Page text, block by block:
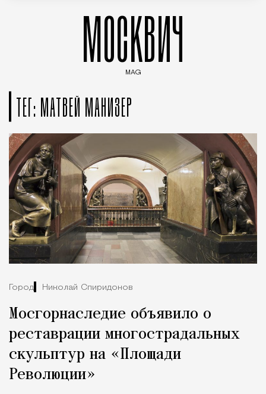
МОСКВИЧ
MAG
ТЕГ: МАТВЕЙ МАНИЗЕР
Город Николай Спиридонов
Мосгорнаследие объявило о
реставрации многострадальных
скульптур на «Площади
Революции»